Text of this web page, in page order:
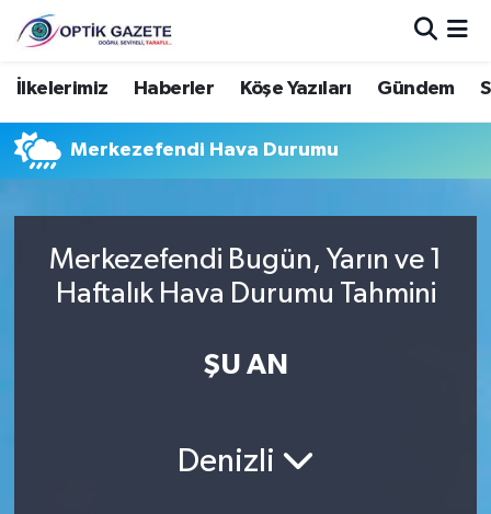
İlkelerimiz Haberler Köşe Yazıları Gündem
Merkezefendi Hava Durumu
Merkezefendi Bugün, Yarın ve 1
Haftalık Hava Durumu Tahmini
ŞU AN
Denizli
Nöbetçi Eczaneler
Hava Durumu
Trafik Durumu
Süper Lig Puan Durumu ve Fikstür